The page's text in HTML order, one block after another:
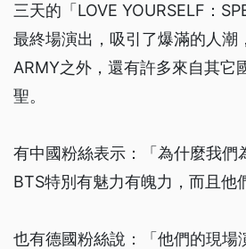
三天的「LOVE YOURSELF：
最終場演出，吸引了爆滿的人潮
ARMY之外，還有許多來自其它
聖。
有中國粉絲表示：「為什麼我們
BTS特別有魅力有魄力，而且他
也有德國粉絲說：「他們的現場